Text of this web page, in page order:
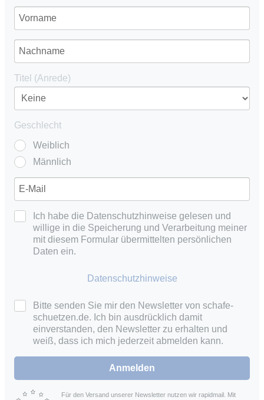
Titel (Anrede)
Geschlecht
Weiblich
Männlich
Ich habe die Datenschutzhinweise gelesen und
willige in die Speicherung und Verarbeitung meiner
mit diesem Formular übermittelten persönlichen
Daten ein.
Datenschutzhinweise
Bitte senden Sie mir den Newsletter von schafe-
schuetzen.de. Ich bin ausdrücklich damit
einverstanden, den Newsletter zu erhalten und
weiß, dass ich mich jederzeit abmelden kann.
Anmelden
Für den Versand unserer Newsletter nutzen wir rapidmail. Mit